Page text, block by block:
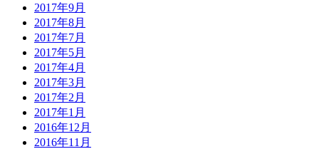
2017年9月
2017年8月
2017年7月
2017年5月
2017年4月
2017年3月
2017年2月
2017年1月
2016年12月
2016年11月